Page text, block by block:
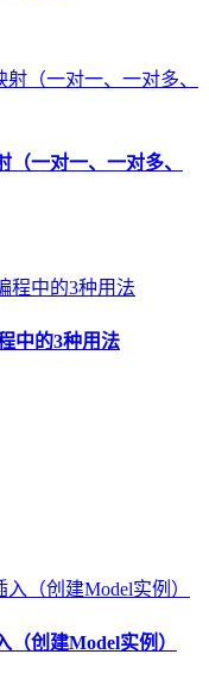
一对一、一对多、
中的3种用法
创建Model实例）